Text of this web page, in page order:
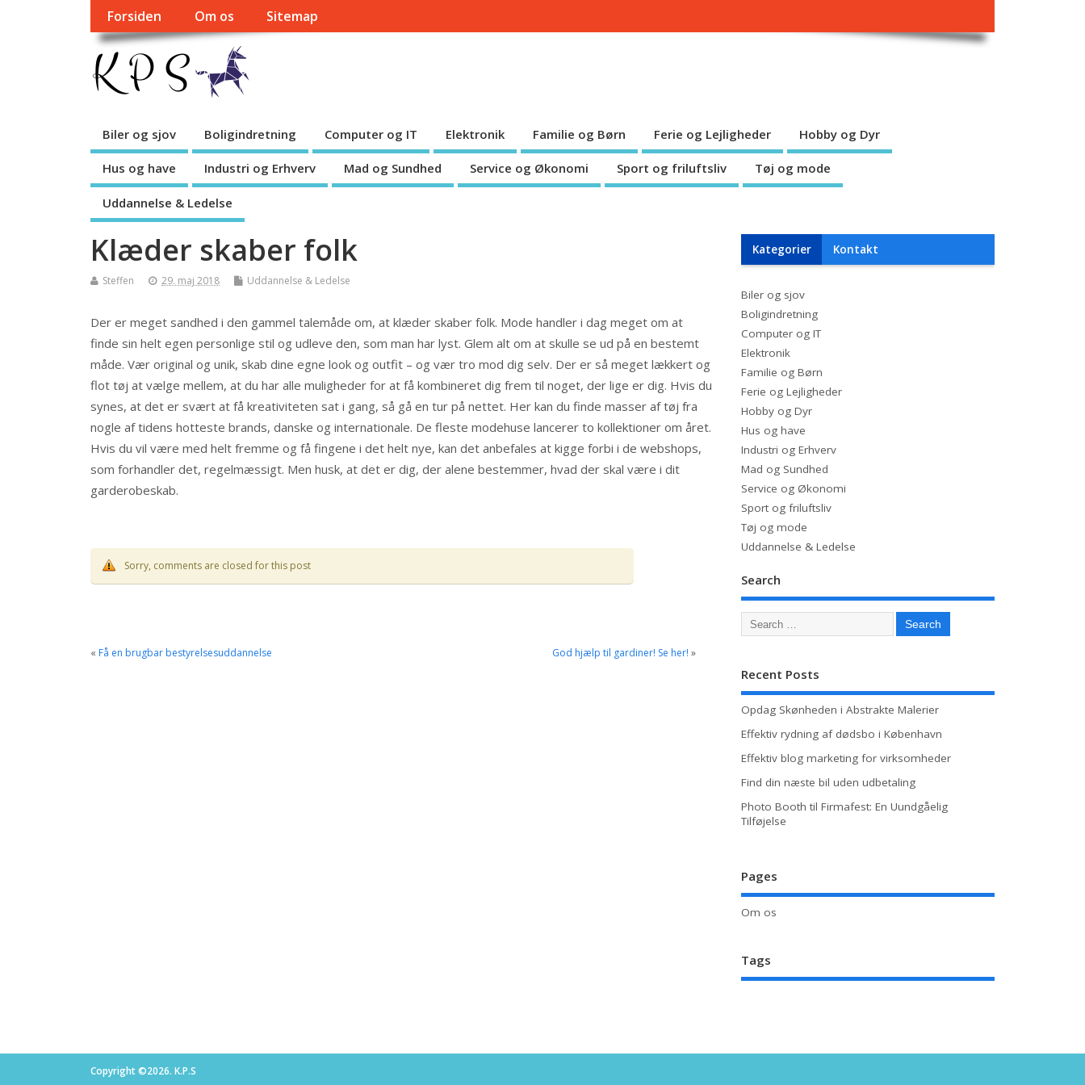
Forsiden Om os Sitemap
Biler og sjov Boligindretning Computer og IT Elektronik Familie og Børn Ferie og Lejligheder Hobby og Dyr
Hus og have Industri og Erhverv Mad og Sundhed Service og Økonomi Sport og friluftsliv Tøj og mode
Uddannelse & Ledelse
Klæder skaber folk
Steffen 29. maj 2018 Uddannelse & Ledelse
Der er meget sandhed i den gammel talemåde om, at klæder skaber folk. Mode handler i dag meget om at
finde sin helt egen personlige stil og udleve den, som man har lyst. Glem alt om at skulle se ud på en bestemt
måde. Vær original og unik, skab dine egne look og outfit – og vær tro mod dig selv. Der er så meget lækkert og
flot tøj at vælge mellem, at du har alle muligheder for at få kombineret dig frem til noget, der lige er dig. Hvis du
synes, at det er svært at få kreativiteten sat i gang, så gå en tur på nettet. Her kan du finde masser af tøj fra
nogle af tidens hotteste brands, danske og internationale. De fleste modehuse lancerer to kollektioner om året.
Hvis du vil være med helt fremme og få fingene i det helt nye, kan det anbefales at kigge forbi i de webshops,
som forhandler det, regelmæssigt. Men husk, at det er dig, der alene bestemmer, hvad der skal være i dit
garderobeskab.
Sorry, comments are closed for this post
« Få en brugbar bestyrelsesuddannelse God hjælp til gardiner! Se her! »
Kategorier Kontakt
Biler og sjov
Boligindretning
Computer og IT
Elektronik
Familie og Børn
Ferie og Lejligheder
Hobby og Dyr
Hus og have
Industri og Erhverv
Mad og Sundhed
Service og Økonomi
Sport og friluftsliv
Tøj og mode
Uddannelse & Ledelse
Search
Recent Posts
Opdag Skønheden i Abstrakte Malerier
Effektiv rydning af dødsbo i København
Effektiv blog marketing for virksomheder
Find din næste bil uden udbetaling
Photo Booth til Firmafest: En Uundgåelig
Tilføjelse
Pages
Om os
Tags
Copyright ©2026. K.P.S